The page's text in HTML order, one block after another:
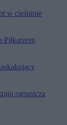
w cieśninie
ogranicza